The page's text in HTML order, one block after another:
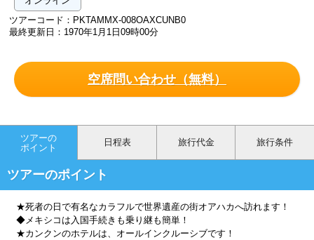
ツアーコード：PKTAMMX-008OAXCUNB0
最終更新日：1970年1月1日09時00分
空席問い合わせ（無料）
ツアーの
ポイント
日程表 旅行代金 旅行条件
ツアーのポイント
★死者の日で有名なカラフルで世界遺産の街オアハカへ訪れます！
◆メキシコは入国手続きも乗り継も簡単！
★カンクンのホテルは、オールインクルーシブです！